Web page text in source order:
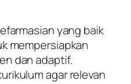
yang baik
mempersiapkan
dan adaptif.
agar relevan